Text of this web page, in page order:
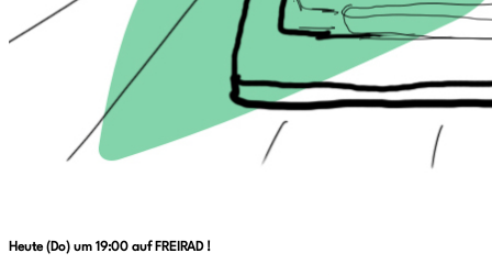
Heute (Do) um 19:00 auf FREIRAD !